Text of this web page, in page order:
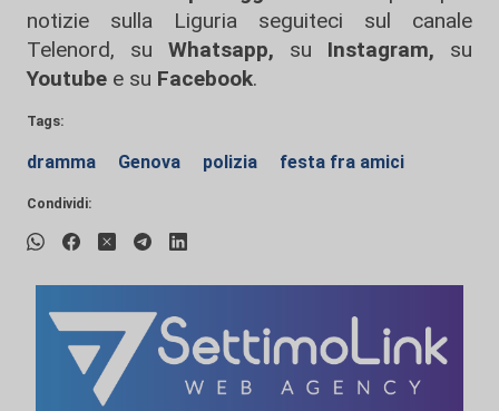
notizie sulla Liguria seguiteci sul canale
Telenord, su
Whatsapp, su Instagram, su
Youtube e su Facebook.
Tags:
dramma Genova polizia festa fra amici
Condividi: